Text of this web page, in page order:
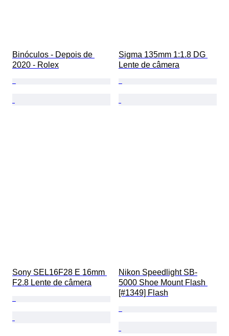
Binóculos - Depois de
2020 - Rolex
Sigma 135mm 1:1.8 DG
Lente de câmera
Sony SEL16F28 E 16mm
F2.8 Lente de câmera
Nikon Speedlight SB-
5000 Shoe Mount Flash
[#1349] Flash